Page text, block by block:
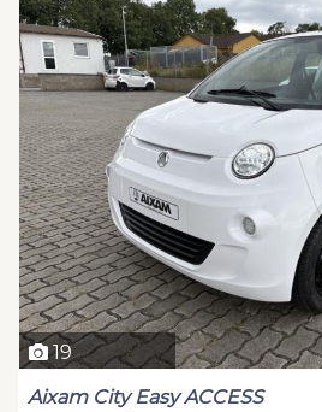
19
Aixam City Easy ACCESS